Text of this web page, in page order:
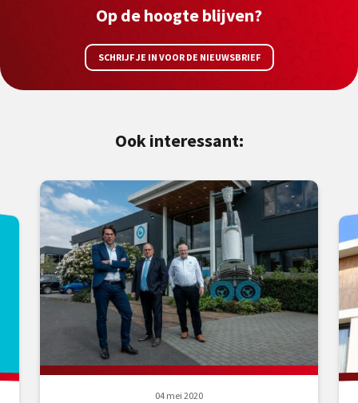
Op de hoogte blijven?
SCHRIJF JE IN VOOR DE NIEUWSBRIEF
Ook interessant:
04 mei 2020